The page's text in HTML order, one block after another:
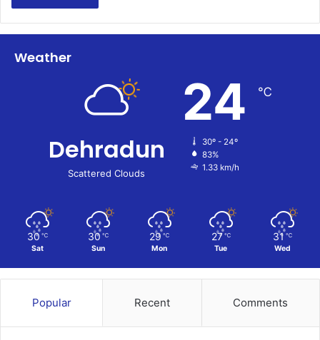
Weather
Dehradun
Scattered Clouds
24 ℃
30º - 24º
83%
1.33 km/h
30 ℃
Sat
30 ℃
Sun
29 ℃
Mon
27 ℃
Tue
31 ℃
Wed
Popular Recent Comments